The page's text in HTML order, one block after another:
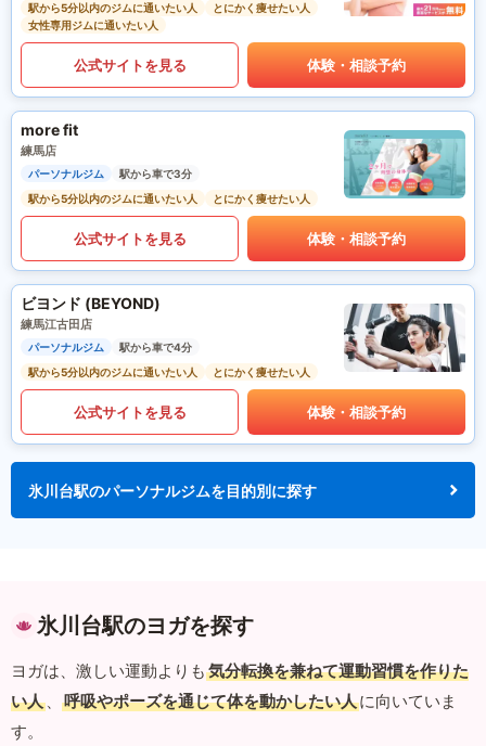
駅から5分以内のジムに通いたい人
とにかく痩せたい人
女性専用ジムに通いたい人
公式サイトを見る 体験・相談予約
more fit
練馬店
パーソナルジム
駅から車で3分
駅から5分以内のジムに通いたい人
とにかく痩せたい人
公式サイトを見る 体験・相談予約
ビヨンド (BEYOND)
練馬江古田店
パーソナルジム
駅から車で4分
駅から5分以内のジムに通いたい人
とにかく痩せたい人
公式サイトを見る 体験・相談予約
氷川台駅のパーソナルジムを目的別に探す
氷川台駅のヨガを探す
ヨガは、激しい運動よりも 気分転換を兼ねて運動習慣を作りた
い人 、 呼吸やポーズを通じて体を動かしたい人に向いていま
す。